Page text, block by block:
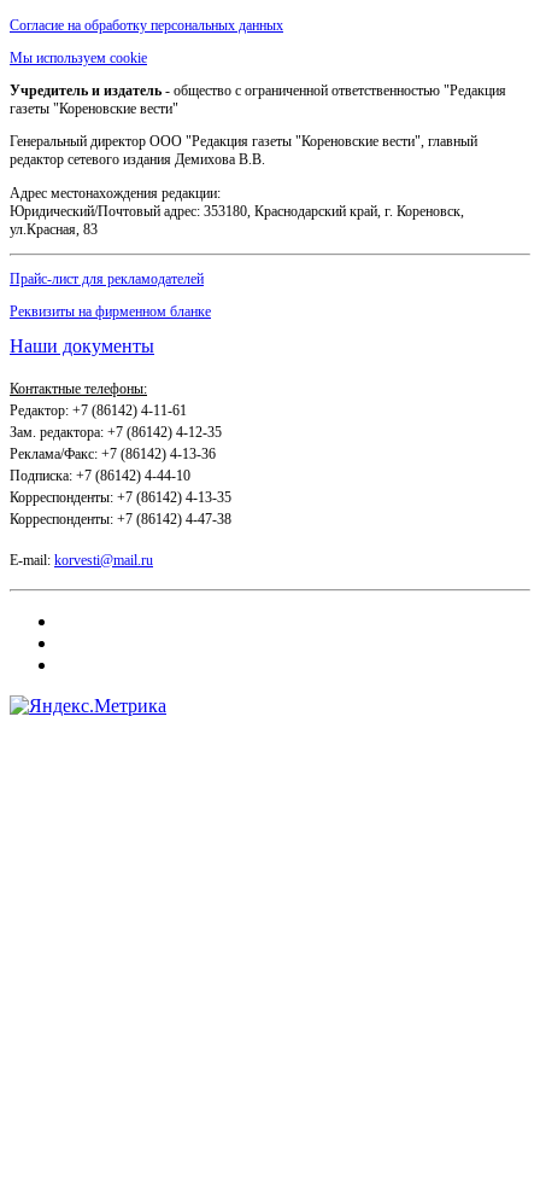
Согласие на обработку персональных данных
Мы используем cookie
Учредитель и издатель - общество с ограниченной ответственностью "Редакция
газеты "Кореновские вести"
Генеральный директор ООО "Редакция газеты "Кореновские вести", главный
редактор сетевого издания Демихова В.В.
Адрес местонахождения редакции:
Юридический/Почтовый адрес: 353180, Краснодарский край, г. Кореновск,
ул.Красная, 83
Прайс-лист для рекламодателей
Реквизиты на фирменном бланке
Наши документы
Контактные телефоны:
Редактор: +7 (86142) 4-11-61
Зам. редактора: +7 (86142) 4-12-35
Реклама/Факс: +7 (86142) 4-13-36
Подписка: +7 (86142) 4-44-10
Корреспонденты: +7 (86142) 4-13-35
Корреспонденты: +7 (86142) 4-47-38
E-mail: korvesti@mail.ru